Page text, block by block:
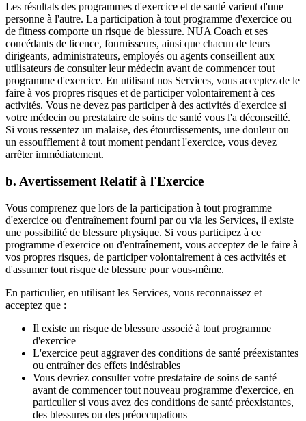
Les résultats des programmes d'exercice et de santé varient d'une
personne à l'autre. La participation à tout programme d'exercice ou
de fitness comporte un risque de blessure. NUA Coach et ses
concédants de licence, fournisseurs, ainsi que chacun de leurs
dirigeants, administrateurs, employés ou agents conseillent aux
utilisateurs de consulter leur médecin avant de commencer tout
programme d'exercice. En utilisant nos Services, vous acceptez de le
faire à vos propres risques et de participer volontairement à ces
activités. Vous ne devez pas participer à des activités d'exercice si
votre médecin ou prestataire de soins de santé vous l'a déconseillé.
Si vous ressentez un malaise, des étourdissements, une douleur ou
un essoufflement à tout moment pendant l'exercice, vous devez
arrêter immédiatement.
b. Avertissement Relatif à l'Exercice
Vous comprenez que lors de la participation à tout programme
d'exercice ou d'entraînement fourni par ou via les Services, il existe
une possibilité de blessure physique. Si vous participez à ce
programme d'exercice ou d'entraînement, vous acceptez de le faire à
vos propres risques, de participer volontairement à ces activités et
d'assumer tout risque de blessure pour vous-même.
En particulier, en utilisant les Services, vous reconnaissez et
acceptez que :
Il existe un risque de blessure associé à tout programme
d'exercice
L'exercice peut aggraver des conditions de santé préexistantes
ou entraîner des effets indésirables
Vous devriez consulter votre prestataire de soins de santé
avant de commencer tout nouveau programme d'exercice, en
particulier si vous avez des conditions de santé préexistantes,
des blessures ou des préoccupations